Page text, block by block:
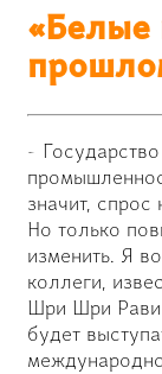
«Белые
-
значит, спрос
Но только
изменить. Я
коллеги,
Шри Шри Рави
будет